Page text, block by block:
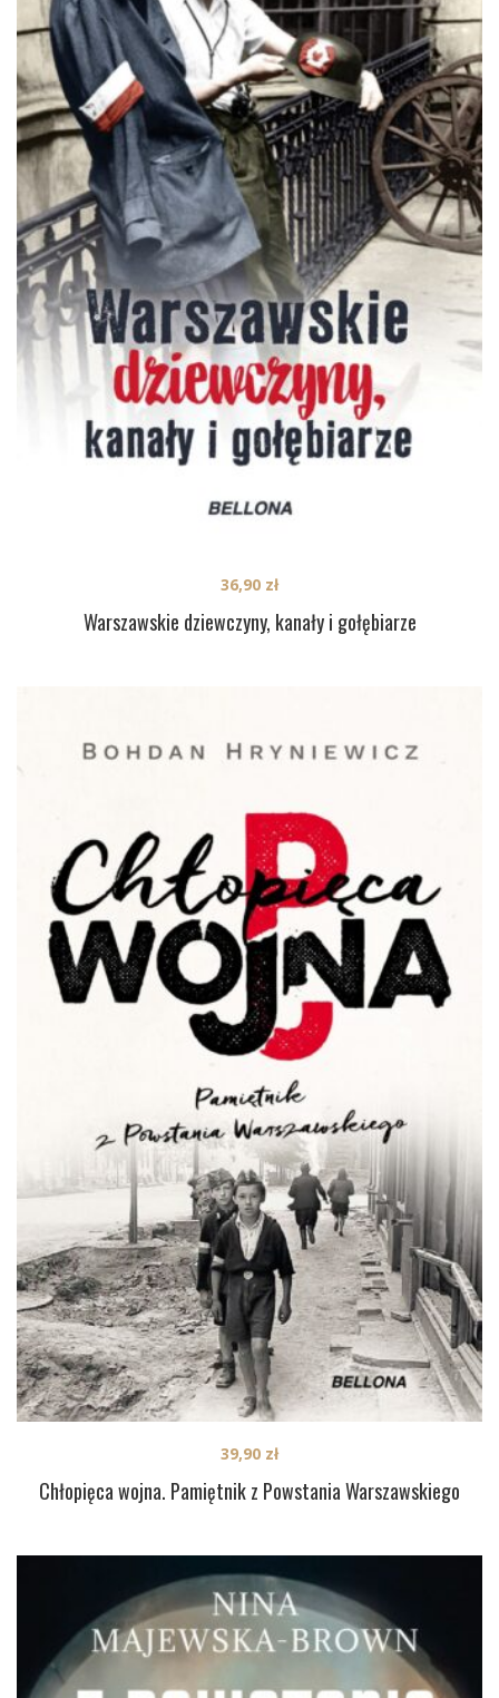
Warszawskie dziewczyny, kanały i gołębiarze
36,90 zł
Chłopięca wojna. Pamiętnik z Powstania Warszawskiego
39,90 zł